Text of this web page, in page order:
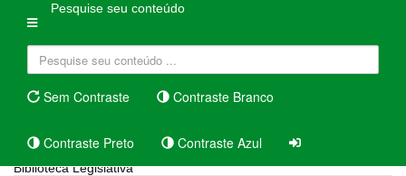
Pesquise seu conteúdo
Sem Contraste Contraste Branco
Contraste Preto Contraste Azul
Biblioteca Legislativa